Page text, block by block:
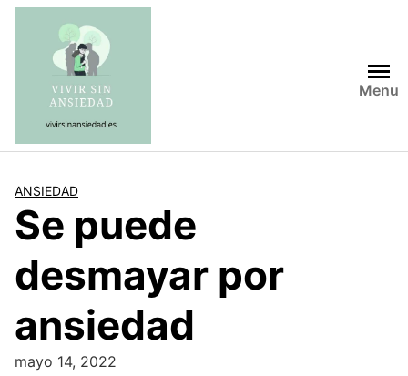
Saltar
contenido
Menu
ANSIEDAD
Se puede
desmayar por
ansiedad
mayo 14, 2022